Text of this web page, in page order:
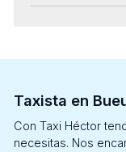
Taxista en
Con Taxi Héctor
necesitas. Nos